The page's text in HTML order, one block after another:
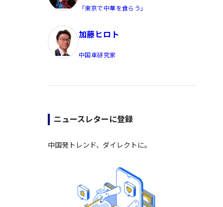
「東京で中華を食らう」
加藤ヒロト
中国車研究家
ニュースレターに登録
中国発トレンド、ダイレクトに。